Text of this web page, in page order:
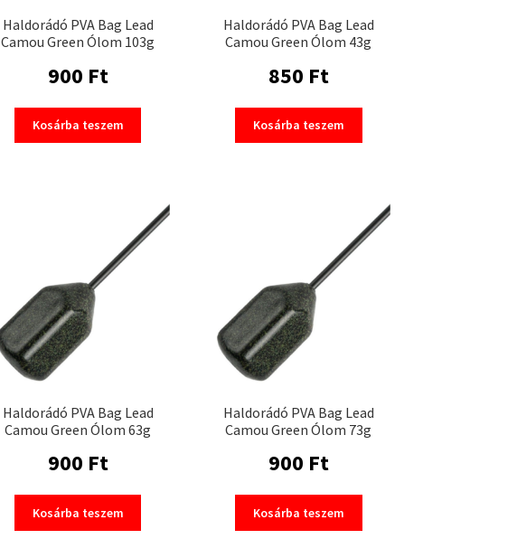
Haldorádó PVA Bag Lead
Camou Green Ólom 103g
900 Ft
Kosárba teszem
Haldorádó PVA Bag Lead
Camou Green Ólom 43g
850 Ft
Kosárba teszem
Haldorádó PVA Bag Lead
Camou Green Ólom 63g
900 Ft
Kosárba teszem
Haldorádó PVA Bag Lead
Camou Green Ólom 73g
900 Ft
Kosárba teszem